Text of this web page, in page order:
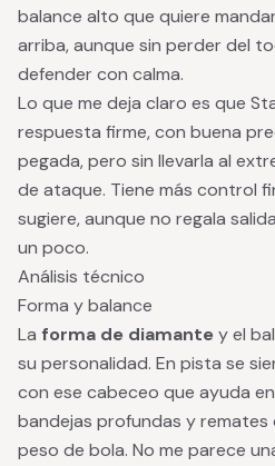
balance alto que quiere
arriba, aunque sin perder del
defender con calma.
Lo que me deja claro es que
respuesta firme, con buena
pegada, pero sin llevarla al
de ataque. Tiene más control
sugiere, aunque no regala
un poco.
Análisis técnico
Forma y balance
La forma de diamantey el
su personalidad. En pista se
con ese cabeceo que ayuda
bandejas profundas y
peso de bola. No me parece